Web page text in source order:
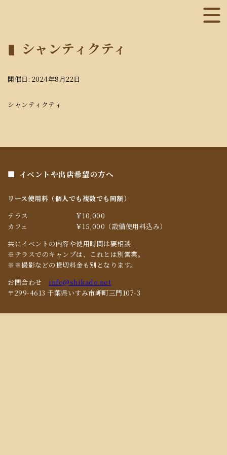
シャンティクティ
開催日: 2024年8月22日
シャンティクティ
イベントや出店希望の方へ
リース使用料（個人でも複数でも同額）
テラス
￥10,000
カフェ
￥15,000（設備使用料込み）
共にイベントの内容や使用時間は要相談
※テラスでのキャンプは、これとは別営業。
※※撮影などの貸切料金も別となります。
お問合わせ info@shikado.net
〒299-4613 千葉県いすみ市岬町三門107-3